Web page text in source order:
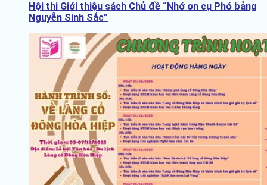
Hội thi Giới thiệu sách Chủ đề “Nhớ ơn cụ Phó bảng
Nguyễn Sinh Sắc”